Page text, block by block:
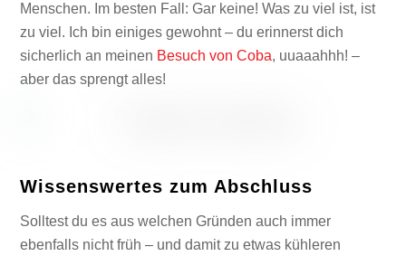
Menschen. Im besten Fall: Gar keine! Was zu viel ist, ist
zu viel. Ich bin einiges gewohnt – du erinnerst dich
sicherlich an meinen Besuch von Coba, uuaaahhh! –
aber das sprengt alles!
Wissenswertes zum Abschluss
Solltest du es aus welchen Gründen auch immer
ebenfalls nicht früh – und damit zu etwas kühleren